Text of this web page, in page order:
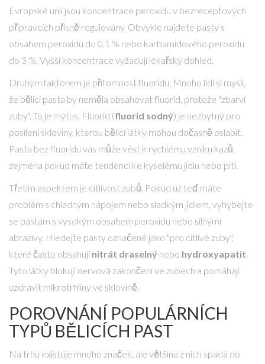
Evropské unii jsou koncentrace peroxidu v bezreceptových
přípravcích přísně regulovány. Obvykle najdete pasty s
obsahem peroxidu do 0,1 % nebo karbamidového peroxidu
do 3 %. Vyšší koncentrace vyžadují lékařský dohled.
Druhým faktorem je přítomnost fluoridu. Mnoho lidí si myslí,
že bělicí pasta by neměla obsahovat fluorid, protože "zbarví
zuby". To je mýtus. Fluorid (fluorid sodný) je nezbytný pro
posílení skloviny, kterou bělicí látky mohou dočasně oslabit.
Pasta bez fluoridu vás může vést k rychlému vzniku kazů,
zejména pokud máte tendenci ke kyselému jídlu nebo pití.
Třetím aspektem je citlivost zubů. Pokud už teď máte
problém s chladným nápojem nebo sladkým jídlem, vyhýbejte
se pastám s vysokým obsahem peroxidu nebo silnými
abrazivy. Hledejte pasty označené jako "pro citlivé zuby",
které často obsahují nitrát draselný nebo hydroxyapatit.
Tyto látky blokují nervová zakončení ve zubech a pomáhají
uzdravit mikrotrhliny ve sklovině.
POROVNÁNÍ POPULÁRNÍCH
TYPŮ BĚLICÍCH PAST
Na trhu existuje mnoho značek, ale většina z nich spadá do